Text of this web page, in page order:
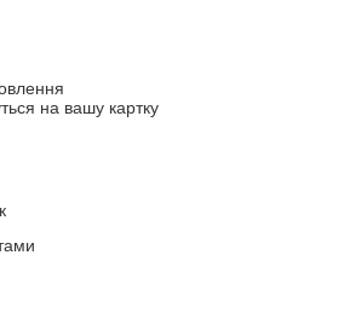
на вашу картку